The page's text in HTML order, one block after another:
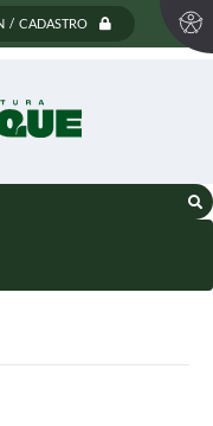
/ CADASTRO